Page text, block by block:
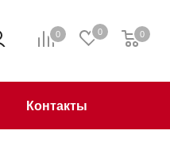
0 0 0
Контакты